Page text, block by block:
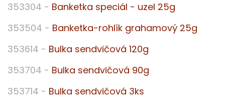
353304 - Banketka speciál - uzel 25g
353504 - Banketka-rohlík grahamový 25g
353614 - Bulka sendvičová 120g
353704 - Bulka sendvičová 90g
353714 - Bulka sendvičová 3ks